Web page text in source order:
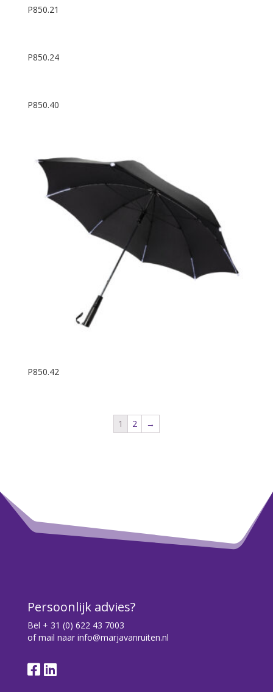
P850.21
P850.24
P850.40
P850.42
1 2 →
Persoonlijk advies?
Bel + 31 (0) 622 43 7003
of mail naar info@marjavanruiten.nl